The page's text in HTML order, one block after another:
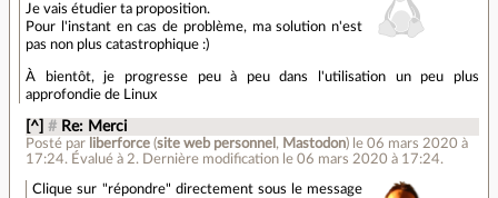
Je vais étudier ta proposition.
Pour l'instant en cas de problème, ma solution n'est
pas non plus catastrophique :)
À bientôt, je progresse peu à peu dans l'utilisation un peu plus
approfondie de Linux
[^] # Re: Merci
Posté par liberforce (site web personnel , Mastodon) le 06 mars 2020 à
17:24. Évalué à 2. Dernière modification le 06 mars 2020 à 17:24.
Clique sur "répondre" directement sous le message